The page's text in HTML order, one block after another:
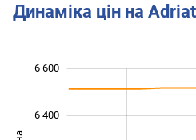
Динаміка цін на
6 400
6 600